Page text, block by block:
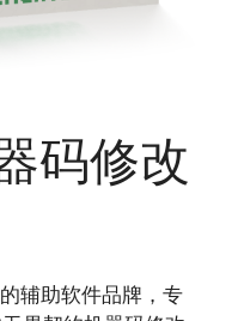
码修改
辅助软件品牌，专